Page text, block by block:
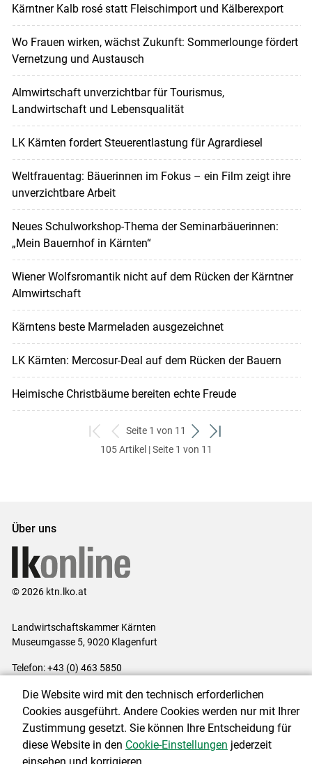
Kärntner Kalb rosé statt Fleischimport und Kälberexport
Wo Frauen wirken, wächst Zukunft: Sommerlounge fördert
Vernetzung und Austausch
Almwirtschaft unverzichtbar für Tourismus,
Landwirtschaft und Lebensqualität
LK Kärnten fordert Steuerentlastung für Agrardiesel
Weltfrauentag: Bäuerinnen im Fokus – ein Film zeigt ihre
unverzichtbare Arbeit
Neues Schulworkshop-Thema der Seminarbäuerinnen:
„Mein Bauernhof in Kärnten“
Wiener Wolfsromantik nicht auf dem Rücken der Kärntner
Almwirtschaft
Kärntens beste Marmeladen ausgezeichnet
LK Kärnten: Mercosur-Deal auf dem Rücken der Bauern
Heimische Christbäume bereiten echte Freude
zum
ersten
zurück
zum
Seite 1 von 11
weiter
zum
zum
105 Artikel | Seite 1 von 11
Über uns
© 2026 ktn.lko.at
Landwirtschaftskammer Kärnten
Museumgasse 5, 9020 Klagenfurt
Telefon: +43 (0) 463 5850
Impressum|Kontakt|Datenschutzerklärung|Barrierefreiheit|
Cookie-Einstellungen
Die Website wird mit den technisch erforderlichen
Cookies ausgeführt. Andere Cookies werden nur mit Ihrer
Zustimmung gesetzt. Sie können Ihre Entscheidung für
diese Website in den Cookie-Einstellungen jederzeit